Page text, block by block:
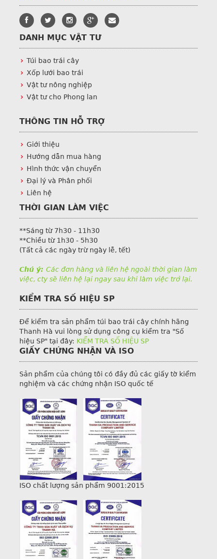
DANH MỤC VẬT TƯ
Túi bao trái cây
Xốp lưới bao trái
Vật tư nông nghiệp
Vật tư cho Phong lan
THÔNG TIN HỖ TRỢ
Giới thiệu
Hướng dẫn mua hàng
Hình thức vận chuyển
Đại lý và Phân phối
Liên hệ
THỜI GIAN LÀM VIỆC
**Sáng từ 7h30 - 11h30
**Chiều từ 1h30 - 5h30
(Tất cả các ngày trừ ngày lễ, tết)
Chú ý: Các đơn hàng và liên hệ ngoài thời gian làm
việc, cty sẽ liên hệ lại ngay sau khi làm việc trở lại.
KIỂM TRA SỐ HIỆU SP
Để kiểm tra sản phẩm túi bao trái cây chính hãng
Thanh Hà vui lòng sử dụng công cụ kiểm tra "Số
hiệu SP" tại đây: KIỂM TRA SỐ HIỆU SP
GIẤY CHỨNG NHẬN VÀ ISO
Sản phẩm của chúng tôi có đầy đủ các giấy tờ kiểm
nghiệm và các chứng nhận ISO quốc tế
ISO chất lượng sản phẩm 9001:2015